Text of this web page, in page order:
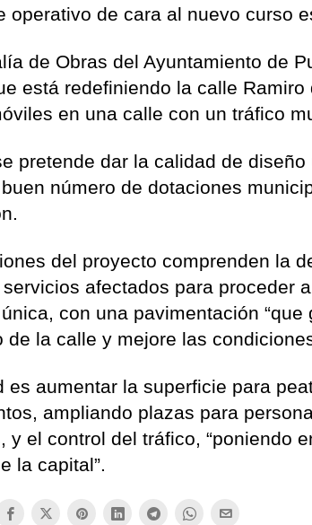
operativo de cara al nuevo curso
de Obras del Ayuntamiento de
está redefiniendo la calle
en una calle con un tráfico
pretende dar la calidad de
número de dotaciones
del proyecto comprenden la
afectados para proceder
con una pavimentación
de la calle y mejore las
es aumentar la superficie para
ampliando plazas para
y el control del tráfico, “poniendo
la capital”.